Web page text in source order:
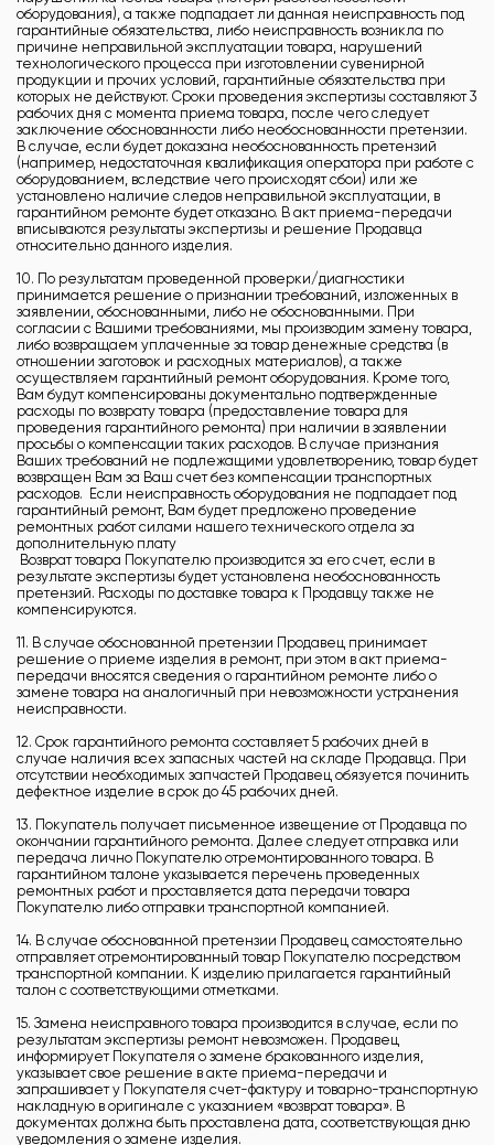
оборудования), а также подпадает ли данная неисправность под
гарантийные обязательства, либо неисправность возникла по
причине неправильной эксплуатации товара, нарушений
технологического процесса при изготовлении сувенирной
продукции и прочих условий, гарантийные обязательства при
которых не действуют. Сроки проведения экспертизы составляют 3
рабочих дня с момента приема товара, после чего следует
заключение обоснованности либо необоснованности претензии.
В случае, если будет доказана необоснованность претензий
(например, недостаточная квалификация оператора при работе с
оборудованием, вследствие чего происходят сбои) или же
установлено наличие следов неправильной эксплуатации, в
гарантийном ремонте будет отказано. В акт приема-передачи
вписываются результаты экспертизы и решение Продавца
относительно данного изделия.
10. По результатам проведенной проверки/диагностики
принимается решение о признании требований, изложенных в
заявлении, обоснованными, либо не обоснованными. При
согласии с Вашими требованиями, мы производим замену товара,
либо возвращаем уплаченные за товар денежные средства (в
отношении заготовок и расходных материалов), а также
осуществляем гарантийный ремонт оборудования. Кроме того,
Вам будут компенсированы документально подтвержденные
расходы по возврату товара (предоставление товара для
проведения гарантийного ремонта) при наличии в заявлении
просьбы о компенсации таких расходов. В случае признания
Ваших требований не подлежащими удовлетворению, товар будет
возвращен Вам за Ваш счет без компенсации транспортных
расходов. Если неисправность оборудования не подпадает под
гарантийный ремонт, Вам будет предложено проведение
ремонтных работ силами нашего технического отдела за
дополнительную плату
Возврат товара Покупателю производится за его счет, если в
результате экспертизы будет установлена необоснованность
претензий. Расходы по доставке товара к Продавцу также не
компенсируются.
11. В случае обоснованной претензии Продавец принимает
решение о приеме изделия в ремонт, при этом в акт приема-
передачи вносятся сведения о гарантийном ремонте либо о
замене товара на аналогичный при невозможности устранения
неисправности.
12. Срок гарантийного ремонта составляет 5 рабочих дней в
случае наличия всех запасных частей на складе Продавца. При
отсутствии необходимых запчастей Продавец обязуется починить
дефектное изделие в срок до 45 рабочих дней.
13. Покупатель получает письменное извещение от Продавца по
окончании гарантийного ремонта. Далее следует отправка или
передача лично Покупателю отремонтированного товара. В
гарантийном талоне указывается перечень проведенных
ремонтных работ и проставляется дата передачи товара
Покупателю либо отправки транспортной компанией.
14. В случае обоснованной претензии Продавец самостоятельно
отправляет отремонтированный товар Покупателю посредством
транспортной компании. К изделию прилагается гарантийный
талон с соответствующими отметками.
15. Замена неисправного товара производится в случае, если по
результатам экспертизы ремонт невозможен. Продавец
информирует Покупателя о замене бракованного изделия,
указывает свое решение в акте приема-передачи и
запрашивает у Покупателя счет-фактуру и товарно-транспортную
накладную в оригинале с указанием «возврат товара». В
документах должна быть проставлена дата, соответствующая дню
уведомления о замене изделия.